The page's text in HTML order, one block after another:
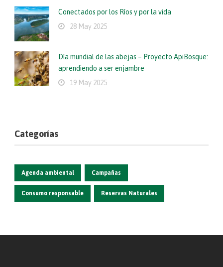
Conectados por los Ríos y por la vida
28 May 2025
Día mundial de las abejas – Proyecto ApiBosque:
aprendiendo a ser enjambre
19 May 2025
Categorías
Agenda ambiental Campañas
Consumo responsable Reservas Naturales